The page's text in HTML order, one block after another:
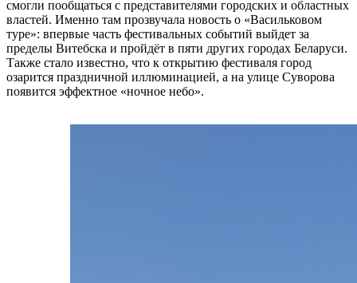
смогли пообщаться с представителями городских и областных
властей. Именно там прозвучала новость о «Васильковом
туре»: впервые часть фестивальных событий выйдет за
пределы Витебска и пройдёт в пяти других городах Беларуси.
Также стало известно, что к открытию фестиваля город
озарится праздничной иллюминацией, а на улице Суворова
появится эффектное «ночное небо».